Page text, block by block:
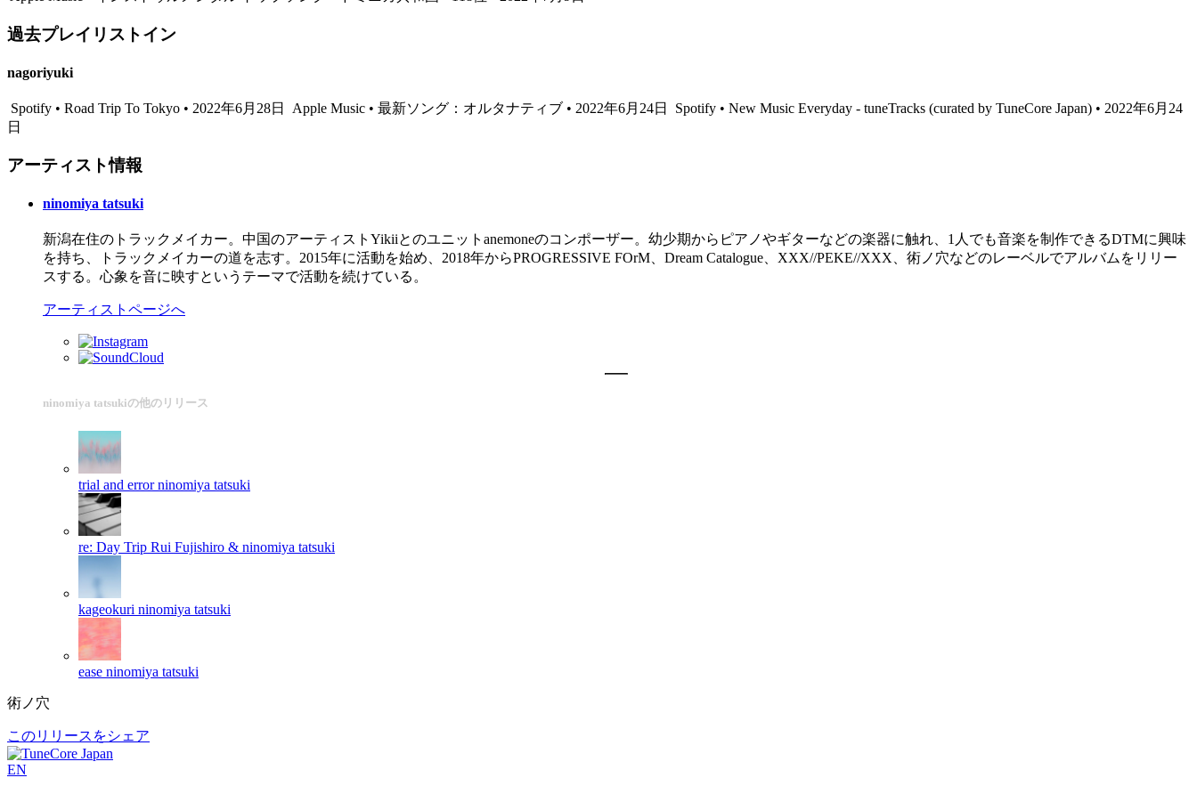
過去プレイリストイン
nagoriyuki
Spotify • Road Trip To Tokyo • 2022年6月28日 Apple Music • 最新ソング：オルタナティブ • 2022年6月24日
Spotify • New Music Everyday - tuneTracks (curated by TuneCore Japan) • 2022年6月24
日
アーティスト情報
ninomiya tatsuki
新潟在住のトラックメイカー。中国のアーティストYikiiとのユニットanemoneのコンポーザー。幼少期からピアノやギターなどの楽器に触れ、1人でも音楽を制作できるDTMに興味
を持ち、トラックメイカーの道を志す。2015年に活動を始め、2018年からPROGRESSIVE FOrM、Dream Catalogue、XXX//PEKE//XXX、術ノ穴などのレーベルでアルバムをリリー
スする。心象を音に映すというテーマで活動を続けている。
アーティストページへ
ninomiya tatsukiの他のリリース
trial and error ninomiya tatsuki
re: Day Trip Rui Fujishiro & ninomiya tatsuki
kageokuri ninomiya tatsuki
ease ninomiya tatsuki
術ノ穴
このリリースをシェア
EN